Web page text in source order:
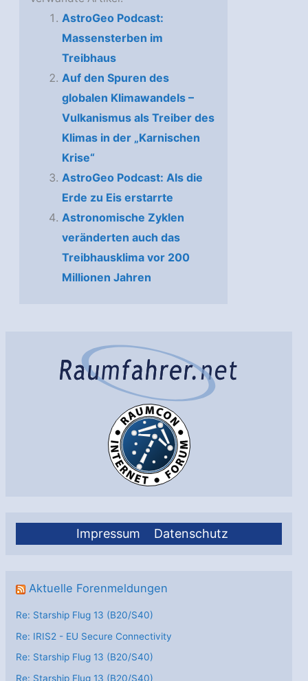
Impressum Datenschutz
Aktuelle Forenmeldungen
Re: Starship Flug 13 (B20/S40)
Re: IRIS2 - EU Secure Connectivity
Re: Starship Flug 13 (B20/S40)
Re: Starship Flug 13 (B20/S40)
AstroGeo Podcast:
Massensterben im
Treibhaus
Auf den Spuren des
globalen Klimawandels –
Vulkanismus als Treiber des
Klimas in der „Karnischen
Krise“
AstroGeo Podcast: Als die
Erde zu Eis erstarrte
Astronomische Zyklen
veränderten auch das
Treibhausklima vor 200
Millionen Jahren